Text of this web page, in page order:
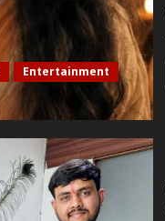
Entertainment